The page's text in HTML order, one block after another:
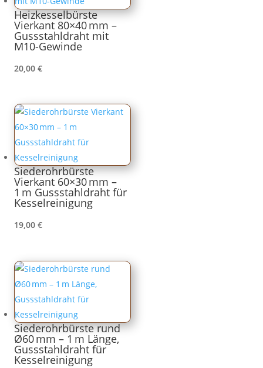
Heizkesselbürste
Vierkant 80×40 mm –
Gussstahldraht mit
M10-Gewinde
20,00 €
Siederohrbürste
Vierkant 60×30 mm –
1 m Gussstahldraht für
Kesselreinigung
19,00 €
Siederohrbürste rund
Ø60 mm – 1 m Länge,
Gussstahldraht für
Kesselreinigung